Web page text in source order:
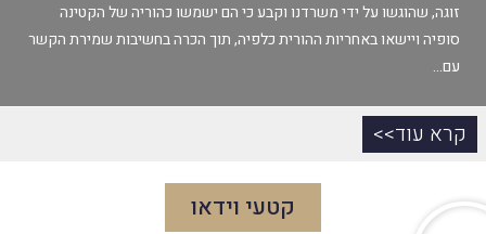
זוגה, שהוגשו על ידי משרדנו וקבע כי הם ישמשו כהוריה של הקטינה
סופיה ויישאו באחריות ההורית כלפיה, תוך הכרה בחשיבות שמירת הקשר
עם…
קרא עוד>>
קטעי וידאו